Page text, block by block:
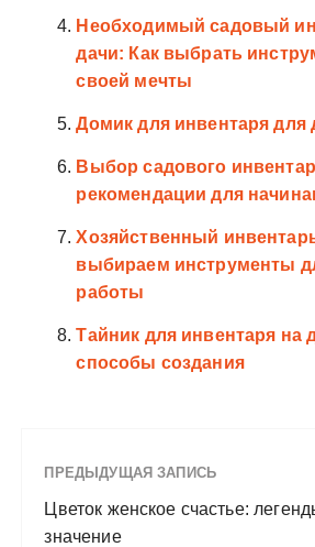
Необходимый садовый
дачи: Как выбрать
своей мечты
Домик для инвентаря для
Выбор садового
рекомендации для
Хозяйственный
выбираем инструменты
работы
Тайник для инвентаря на
способы создания
ПРЕДЫДУЩАЯ ЗАПИСЬ
Цветок женское счастье:
значение